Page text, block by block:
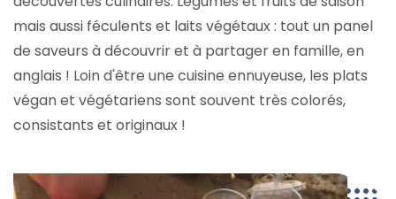
mais aussi féculents et laits végétaux : tout un panel
de saveurs à découvrir et à partager en famille, en
anglais ! Loin d'être une cuisine ennuyeuse, les plats
végan et végétariens sont souvent très colorés,
consistants et originaux !